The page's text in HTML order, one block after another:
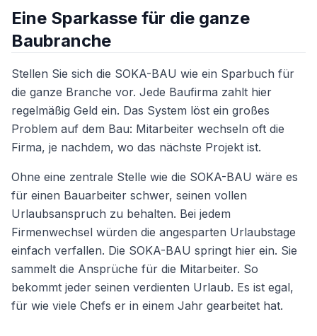
Eine Sparkasse für die ganze
Baubranche
Stellen Sie sich die SOKA-BAU wie ein Sparbuch für
die ganze Branche vor. Jede Baufirma zahlt hier
regelmäßig Geld ein. Das System löst ein großes
Problem auf dem Bau: Mitarbeiter wechseln oft die
Firma, je nachdem, wo das nächste Projekt ist.
Ohne eine zentrale Stelle wie die SOKA-BAU wäre es
für einen Bauarbeiter schwer, seinen vollen
Urlaubsanspruch zu behalten. Bei jedem
Firmenwechsel würden die angesparten Urlaubstage
einfach verfallen. Die SOKA-BAU springt hier ein. Sie
sammelt die Ansprüche für die Mitarbeiter. So
bekommt jeder seinen verdienten Urlaub. Es ist egal,
für wie viele Chefs er in einem Jahr gearbeitet hat.